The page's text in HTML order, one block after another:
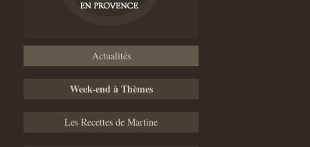
Actualités
Week-end à Thèmes
Les Recettes de Martine